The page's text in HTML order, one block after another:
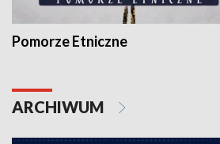
Pomorze Etniczne
ARCHIWUM